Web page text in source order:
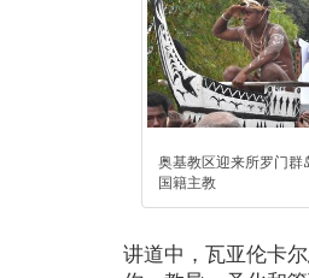
奥基教区迎来所罗门群
国籍主教
讲道中，瓦亚伦卡